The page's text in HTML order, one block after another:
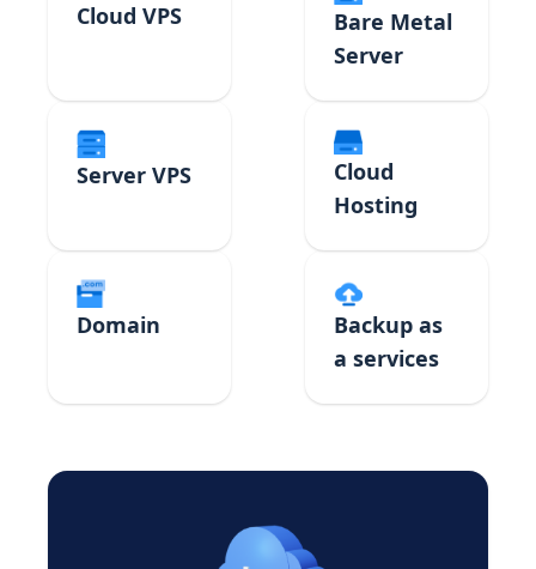
Cloud VPS
Bare Metal
Server
Server VPS
Cloud
Hosting
Domain
Backup as
a services